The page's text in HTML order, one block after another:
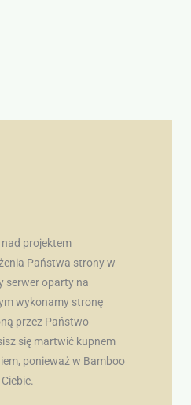
projektem
Państwa strony w
serwer oparty na
wykonamy stronę
przez Państwo
się martwić kupnem
ponieważ w Bamboo